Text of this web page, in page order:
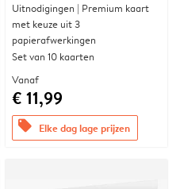
Uitnodigingen | Premium kaart
met keuze uit 3
papierafwerkingen
Set van 10 kaarten
Vanaf
€ 11,99
offers Elke dag lage prijzen